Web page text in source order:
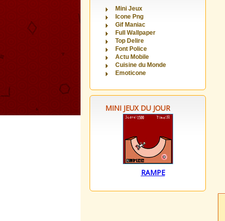
Mini Jeux
Icone Png
Gif Maniac
Full Wallpaper
Top Delire
Font Police
Actu Mobile
Cuisine du Monde
Emoticone
MINI JEUX DU JOUR
RAMPE